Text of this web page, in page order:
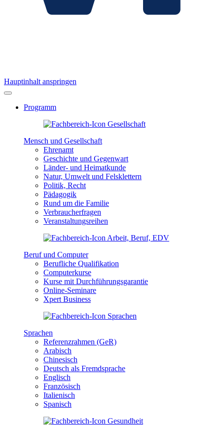
Hauptinhalt anspringen
Programm
Mensch und Gesellschaft
Ehrenamt
Geschichte und Gegenwart
Länder- und Heimatkunde
Natur, Umwelt und Felsklettern
Politik, Recht
Pädagogik
Rund um die Familie
Verbraucherfragen
Veranstaltungsreihen
Beruf und Computer
Berufliche Qualifikation
Computerkurse
Kurse mit Durchführungsgarantie
Online-Seminare
Xpert Business
Sprachen
Referenzrahmen (GeR)
Arabisch
Chinesisch
Deutsch als Fremdsprache
Englisch
Französisch
Italienisch
Spanisch